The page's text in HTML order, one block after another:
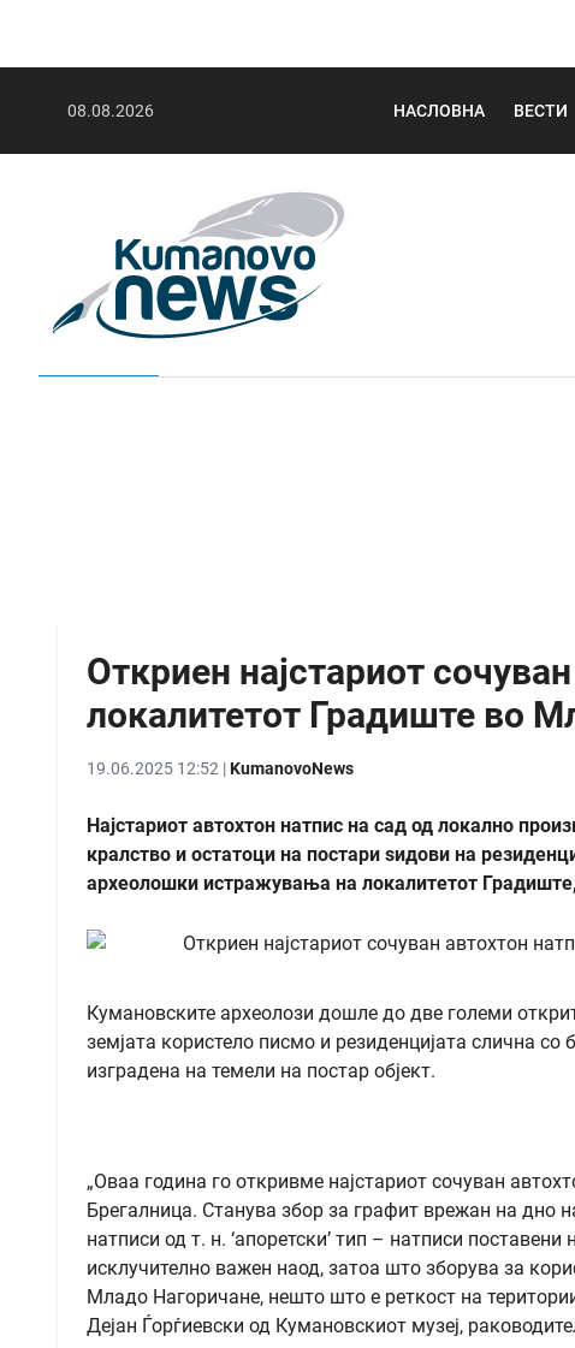
08.08.2026 НАСЛОВНА ВЕСТИ
Откриен најстариот
локалитетот Градиште во
19.06.2025 12:52 |KumanovoNews
Најстариот автохтон натпис на сад од локално
кралство и остатоци на постари ѕидови на
археолошки истражувања на локалитетот
Кумановските археолози дошле до две големи
земјата користело писмо и резиденцијата слична
изградена на темели на постар објект.
„Оваа година го откривме најстариот сочуван
Брегалница. Станува збор за графит врежан на дно
натписи од т. н. ‘апоретски’ тип – натписи
исклучително важен наод, затоа што зборува за
Младо Нагоричане, нешто што е реткост на
Дејан Ѓорѓиевски од Кумановскиот музеј,